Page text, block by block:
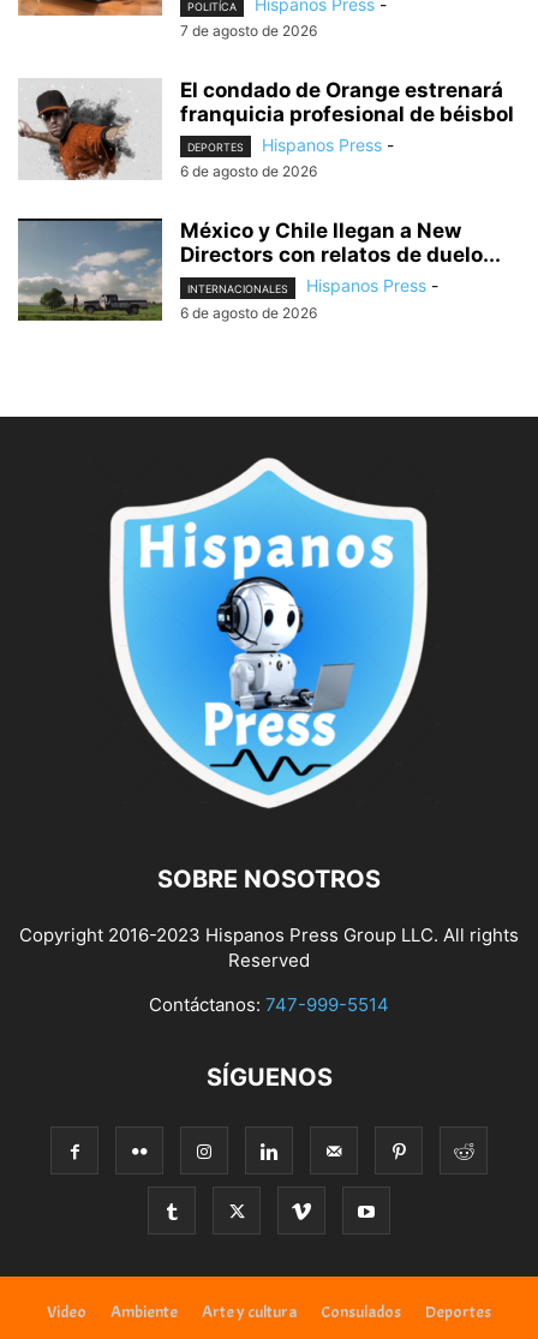
POLITÍCA Hispanos Press -
7 de agosto de 2026
El condado de Orange estrenará
franquicia profesional de béisbol
DEPORTES Hispanos Press -
6 de agosto de 2026
México y Chile llegan a New
Directors con relatos de duelo...
INTERNACIONALES Hispanos Press -
6 de agosto de 2026
SOBRE NOSOTROS
Copyright 2016-2023 Hispanos Press Group LLC. All rights
Reserved
Contáctanos: 747-999-5514
SÍGUENOS
Video Ambiente Arte y cultura Consulados Deportes